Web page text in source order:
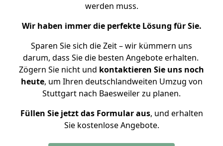
werden muss.
Wir haben immer die perfekte Lösung für Sie.
Sparen Sie sich die Zeit – wir kümmern uns
darum, dass Sie die besten Angebote erhalten.
Zögern Sie nicht und kontaktieren Sie uns noch
heute, um Ihren deutschlandweiten Umzug von
Stuttgart nach Baesweiler zu planen.
Füllen Sie jetzt das Formular aus, und erhalten
Sie kostenlose Angebote.